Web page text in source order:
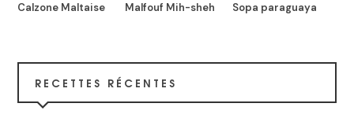
Calzone Maltaise Malfouf Mih-sheh Sopa paraguaya
RECETTES RÉCENTES